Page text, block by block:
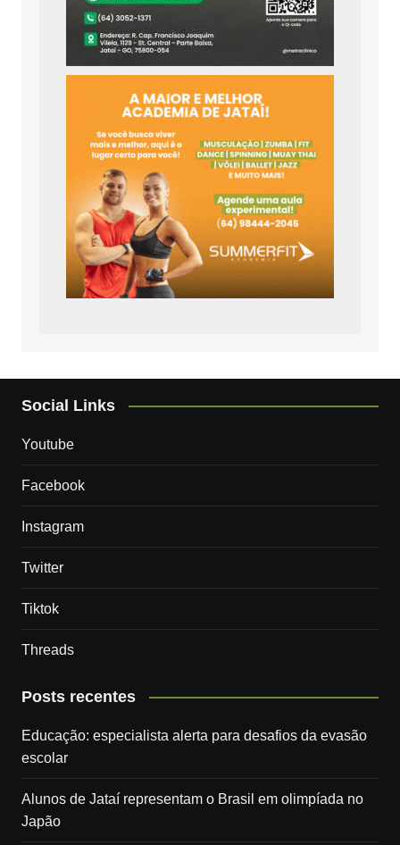
Social Links
Youtube
Facebook
Instagram
Twitter
Tiktok
Threads
Posts recentes
Educação: especialista alerta para desafios da evasão
escolar
Alunos de Jataí representam o Brasil em olimpíada no
Japão